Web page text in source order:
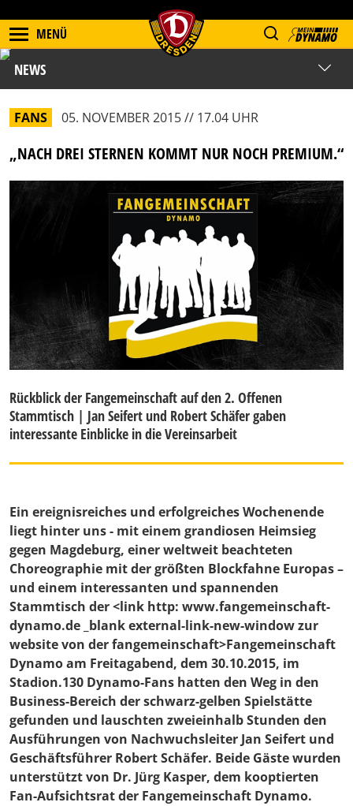
MENÜ
NEWS
FANS 05. NOVEMBER 2015 // 17.04 UHR
„NACH DREI STERNEN KOMMT NUR NOCH PREMIUM.“
Rückblick der Fangemeinschaft auf den 2. Offenen
Stammtisch | Jan Seifert und Robert Schäfer gaben
interessante Einblicke in die Vereinsarbeit
Ein ereignisreiches und erfolgreiches Wochenende
liegt hinter uns - mit einem grandiosen Heimsieg
gegen Magdeburg, einer weltweit beachteten
Choreographie mit der größten Blockfahne Europas –
und einem interessanten und spannenden
Stammtisch der <link http: www.fangemeinschaft-
dynamo.de _blank external-link-new-window zur
website von der fangemeinschaft>Fangemeinschaft
Dynamo am Freitagabend, dem 30.10.2015, im
Stadion.130 Dynamo-Fans hatten den Weg in den
Business-Bereich der schwarz-gelben Spielstätte
gefunden und lauschten zweieinhalb Stunden den
Ausführungen von Nachwuchsleiter Jan Seifert und
Geschäftsführer Robert Schäfer. Beide Gäste wurden
unterstützt von Dr. Jürg Kasper, dem kooptierten
Fan-Aufsichtsrat der Fangemeinschaft Dynamo.